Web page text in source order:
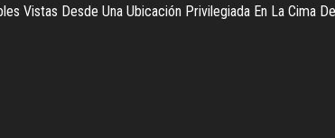
Vistas Desde Una Ubicación Privilegiada En La Cima